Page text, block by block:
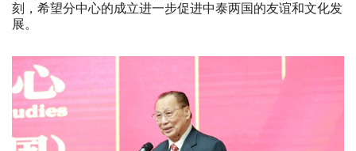
刻，希望分中心的成立进一步促进中泰两国的友谊和文化发
展。